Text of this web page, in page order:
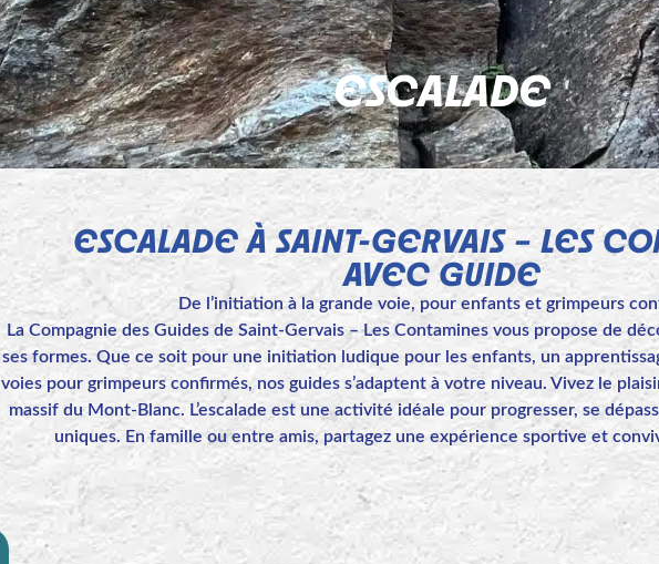
ESCALADE
ESCALADE À SAINT-GERVAIS – LES
AVEC GUIDE
De l’initiation à la grande voie, pour enfants et grimpeurs
La Compagnie des Guides de Saint-Gervais – Les Contamines vous propose de
ses formes. Que ce soit pour une initiation ludique pour les enfants, un
voies pour grimpeurs confirmés, nos guides s’adaptent à votre niveau. Vivez le
massif du Mont-Blanc. L’escalade est une activité idéale pour progresser, se
uniques. En famille ou entre amis, partagez une expérience sportive et